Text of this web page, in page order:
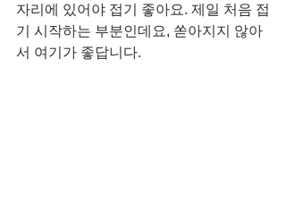
자리에 있어야 접기 좋아요. 제일 처음 접
기 시작하는 부분인데요, 쏟아지지 않아
서 여기가 좋답니다.